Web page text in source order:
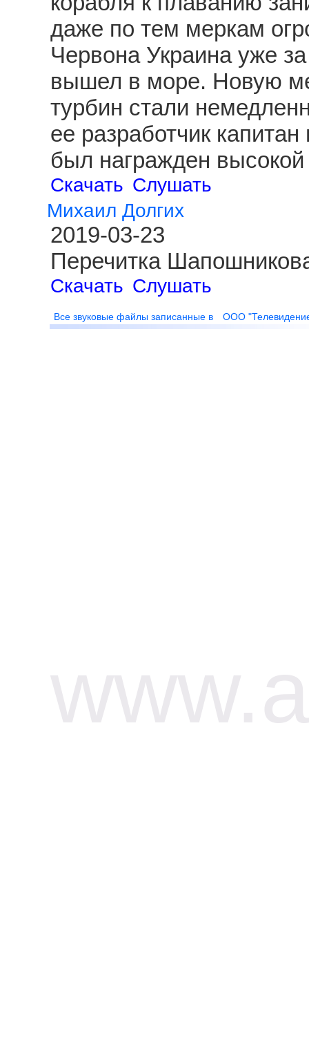
даже по тем меркам
Червона Украина уже
вышел в море. Новую
турбин стали
ее разработчик
был награжден
Скачать Слушать
Михаил Долгих
2019-03-23
Перечитка
Скачать Слушать
Все звуковые файлы записанные в ООО